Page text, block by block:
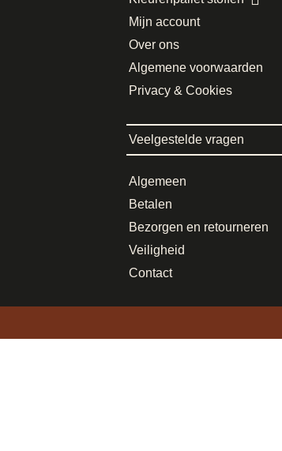
Mijn account
Over ons
Algemene voorwaarden
Privacy & Cookies
Veelgestelde vragen
Algemeen
Betalen
Bezorgen en retourneren
Veiligheid
Contact